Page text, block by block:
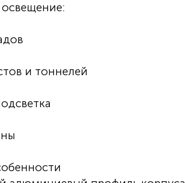
и тоннелей